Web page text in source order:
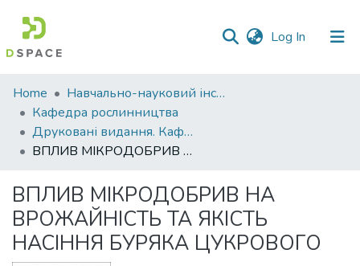
Log In (current)
Communities
&
Collections
All of DSpace
Statistics
Home
Навчально-науковий інститут агротехнологій, селекції та екології
Кафедра рослинництва
Друковані видання. Кафедра рослинництва
ВПЛИВ МІКРОДОБРИВ НА ВРОЖАЙНІСТЬ ТА ЯКІСТЬ НАСІННЯ БУРЯКА ЦУКРОВОГО
ВПЛИВ МІКРОДОБРИВ НА
ВРОЖАЙНІСТЬ ТА ЯКІСТЬ
НАСІННЯ БУРЯКА ЦУКРОВОГО